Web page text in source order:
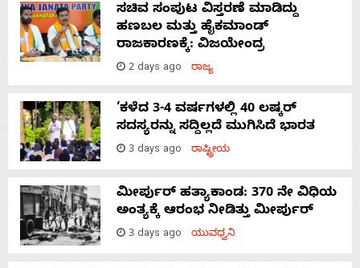
ಸಚಿವ ಸಂಪುಟ ವಿಸ್ತರಣೆ ಮಾಡಿದ್ದು
ಹಣಬಲ ಮತ್ತು ಹೈಕಮಾಂಡ್
ರಾಜಕಾರಣಕ್ಕೆ: ವಿಜಯೇಂದ್ರ
2 days ago ರಾಜ್ಯ
‘ಕಳೆದ 3-4 ವರ್ಷಗಳಲ್ಲಿ 40 ಲಷ್ಕರ್
ಸದಸ್ಯರನ್ನು ಸದ್ದಿಲ್ಲದೆ ಮುಗಿಸಿದೆ ಭಾರತ
3 days ago ರಾಷ್ಟ್ರೀಯ
ಮೀರ್ಪುರ್ ಹತ್ಯಾಕಾಂಡ: 370 ನೇ ವಿಧಿಯ
ಅಂತ್ಯಕ್ಕೆ ಆರಂಭ ನೀಡಿತ್ತು ಮೀರ್ಪುರ್
3 days ago ಯುವಧ್ವನಿ